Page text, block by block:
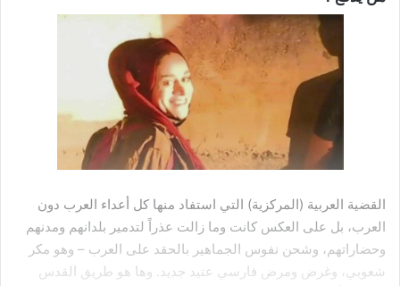
القضية العربية (المركزية) التي استفاد منها كل أعداء العرب دون
العرب، بل على العكس كانت وما زالت عذراً لتدمير بلدانهم ومدنهم
وحضاراتهم، وشحن نفوس الجماهير بالحقد على العرب – وهو مكر
شعوبي، وغرض ومرض فارسي عتيد جديد. وها هو طريق القدس